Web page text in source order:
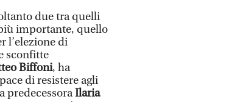
due tra quelli
importante, quello
l’elezione di
sconfitte
Biffoni, ha
di resistere agli
predecessoraIlaria